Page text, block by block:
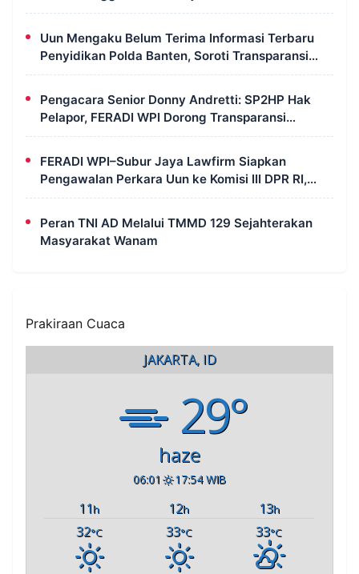
Uun Mengaku Belum Terima Informasi Terbaru
Penyidikan Polda Banten, Soroti Transparansi
Perkara
Pengacara Senior Donny Andretti: SP2HP Hak
Pelapor, FERADI WPI Dorong Transparansi
Perkara Uun
FERADI WPI–Subur Jaya Lawfirm Siapkan
Pengawalan Perkara Uun ke Komisi III DPR RI,
LPSK, Kompolnas dan Propam
Peran TNI AD Melalui TMMD 129 Sejahterakan
Masyarakat Wanam
Prakiraan Cuaca
JAKARTA, ID
29°
haze
06:01 17:54 WIB
11h 12h 13h
32°C 33°C 33°C